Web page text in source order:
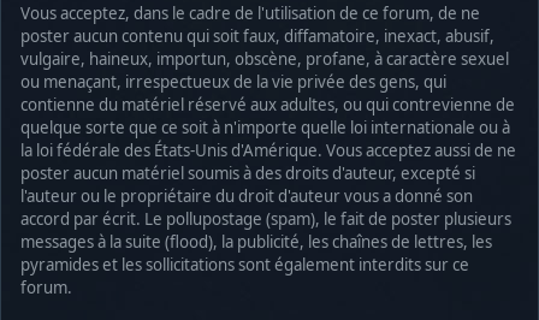
Vous acceptez, dans le cadre de l'utilisation de ce forum, de ne
poster aucun contenu qui soit faux, diffamatoire, inexact, abusif,
vulgaire, haineux, importun, obscène, profane, à caractère sexuel
ou menaçant, irrespectueux de la vie privée des gens, qui
contienne du matériel réservé aux adultes, ou qui contrevienne de
quelque sorte que ce soit à n'importe quelle loi internationale ou à
la loi fédérale des États-Unis d'Amérique. Vous acceptez aussi de ne
poster aucun matériel soumis à des droits d'auteur, excepté si
l'auteur ou le propriétaire du droit d'auteur vous a donné son
accord par écrit. Le pollupostage (spam), le fait de poster plusieurs
messages à la suite (flood), la publicité, les chaînes de lettres, les
pyramides et les sollicitations sont également interdits sur ce
forum.